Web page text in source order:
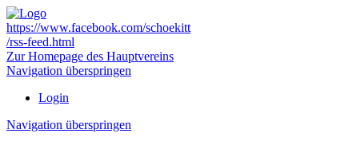
https://www.facebook.com/schoekitt
/rss-feed.html
Zur Homepage des Hauptvereins
Navigation überspringen
Login
Navigation überspringen